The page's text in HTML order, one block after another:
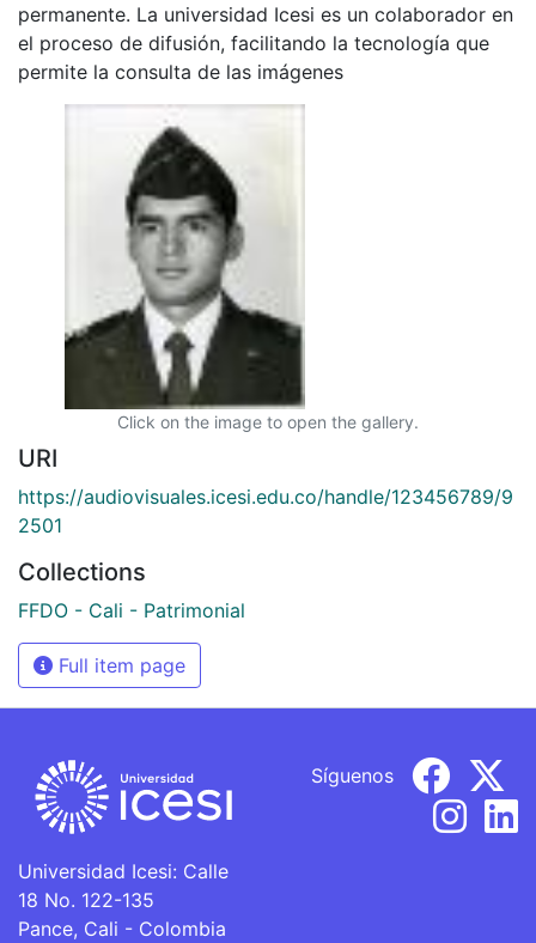
permanente. La universidad Icesi es un colaborador en
el proceso de difusión, facilitando la tecnología que
permite la consulta de las imágenes
Click on the image to open the gallery.
URI
https://audiovisuales.icesi.edu.co/handle/123456789/9
2501
Collections
FFDO - Cali - Patrimonial
Full item page
Universidad Icesi: Calle
18 No. 122-135
Pance, Cali - Colombia
Síguenos